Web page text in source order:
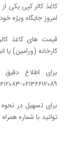
کاغذ کالر کپی یکی
امروز جایگاه ویژه
قیمت های کاغذ
کارخانه (ورامین) یا
برای اطلاع
۰۲۱۳۶۶۱۲۰۸۹-۰۲۱۳۶۶۱۲۰۸۳ تماس حاصل فرمایید.
برای تسهیل در
توانید با شماره همراه ۰۹۱۲۲۰۷۱۵۸۷ در واتس اپ با ما در ارتباط باشید.